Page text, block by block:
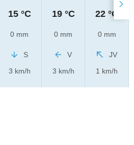
15 °C
0 mm
S
3 km/h
19 °C
0 mm
V
3 km/h
22 °C
0 mm
JV
1 km/h